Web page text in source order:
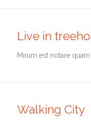
Live in
Мirum est notare
Walking City